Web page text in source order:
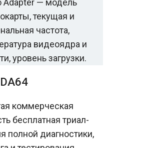
Adapter — модель
текущая и
частота,
видеоядра и
уровень загрузки.
коммерческая
бесплатная триал-
полной диагностики,